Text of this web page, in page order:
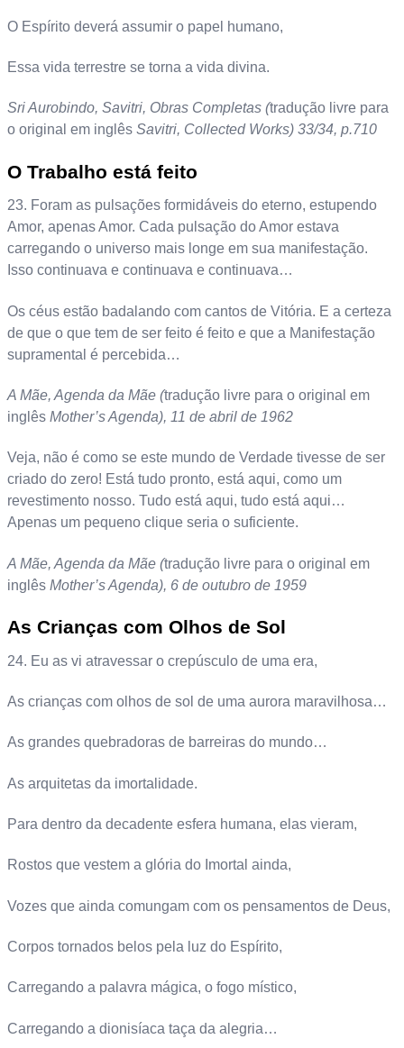
O Espírito deverá assumir o papel humano,
Essa vida terrestre se torna a vida divina.
Sri Aurobindo, Savitri, Obras Completas (tradução livre para
o original em inglês Savitri, Collected Works) 33/34, p.710
O Trabalho está feito
23. Foram as pulsações formidáveis do eterno, estupendo
Amor, apenas Amor. Cada pulsação do Amor estava
carregando o universo mais longe em sua manifestação.
Isso continuava e continuava e continuava…
Os céus estão badalando com cantos de Vitória. E a certeza
de que o que tem de ser feito é feito e que a Manifestação
supramental é percebida…
A Mãe, Agenda da Mãe (tradução livre para o original em
inglês Mother’s Agenda), 11 de abril de 1962
Veja, não é como se este mundo de Verdade tivesse de ser
criado do zero! Está tudo pronto, está aqui, como um
revestimento nosso. Tudo está aqui, tudo está aqui…
Apenas um pequeno clique seria o suficiente.
A Mãe, Agenda da Mãe (tradução livre para o original em
inglês Mother’s Agenda), 6 de outubro de 1959
As Crianças com Olhos de Sol
24. Eu as vi atravessar o crepúsculo de uma era,
As crianças com olhos de sol de uma aurora maravilhosa…
As grandes quebradoras de barreiras do mundo…
As arquitetas da imortalidade.
Para dentro da decadente esfera humana, elas vieram,
Rostos que vestem a glória do Imortal ainda,
Vozes que ainda comungam com os pensamentos de Deus,
Corpos tornados belos pela luz do Espírito,
Carregando a palavra mágica, o fogo místico,
Carregando a dionisíaca taça da alegria…